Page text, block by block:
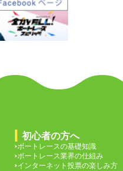
初心者の方へ
ボートレースの基礎知識
ボートレース業界の仕組み
インターネット投票の楽しみ方